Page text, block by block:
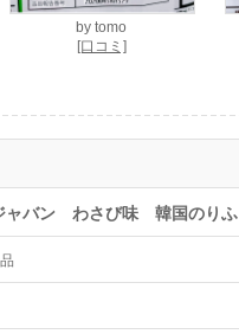
by tomo
[口コミ]
ャバン わさび味 韓国のりふ